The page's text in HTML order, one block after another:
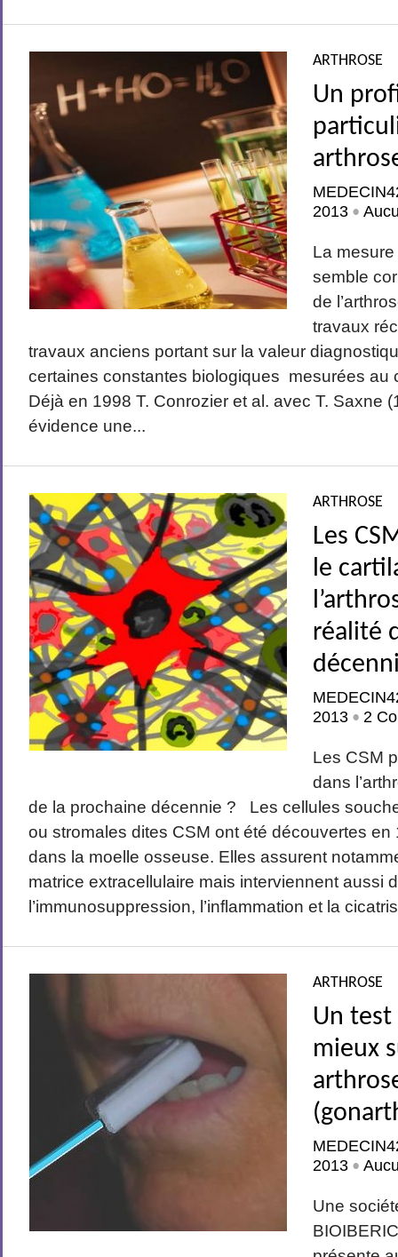
dans la gonarthrose. Méthodologie Il s’agit d’une nouvelle méta...
qui par son utilisation réduit notablement le côut général du traitement de la
ARTHROSE
Un
2013 •
La
semble
de
travaux
travaux anciens portant sur la valeur
certaines constantes biologiques mesurées au
Déjà en 1998 T. Conrozier et al. avec T. Saxne
évidence une...
ARTHROSE
Les
le
réalité
2013 •2
Les CSM
dans
de la prochaine décennie ? Les cellules
ou stromales dites CSM ont été découvertes
dans la moelle osseuse. Elles assurent
matrice extracellulaire mais interviennent aussi
l’immunosuppression, l’inflammation et la
ARTHROSE
Un
mieux
2013 •
Une